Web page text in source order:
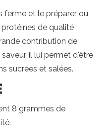
ferme et le préparer ou
de qualité
contribution de
il lui permet d'être
sucrées et salées.
8 grammes de